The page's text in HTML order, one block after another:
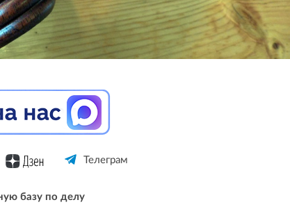
Телеграм
базу по делу